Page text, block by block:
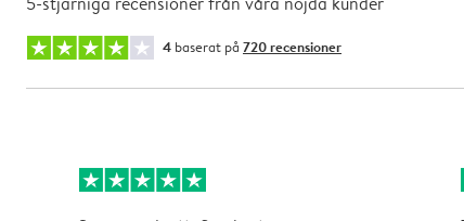
4 baserat på 720 recensioner